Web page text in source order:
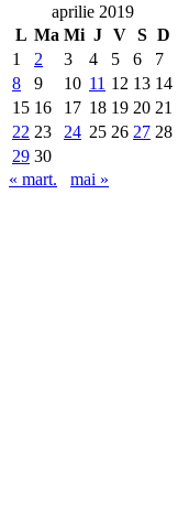
aprilie 2019
L Ma Mi J V S D
1
2 3 4 5 6
7
8
9 10 11 12 13 14
15 16 17 18 19 20 21
22 23 24 25 26 27 28
29 30
« mart.
mai »